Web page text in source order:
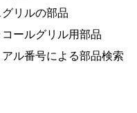
リルの部品
ールグリル用部品
ル番号による部品検索